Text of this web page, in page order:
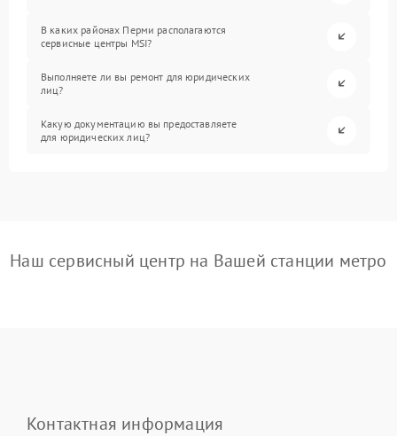
В каких районах Перми располагаются
сервисные центры MSI?
Выполняете ли вы ремонт для юридических
лиц?
Какую документацию вы предоставляете
для юридических лиц?
Наш сервисный центр на Вашей станции метро
Контактная информация